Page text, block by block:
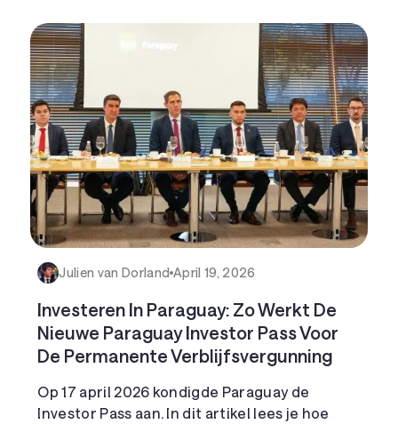
Julien van Dorland April 19, 2026
Investeren In Paraguay: Zo Werkt De
Nieuwe Paraguay Investor Pass Voor
De Permanente Verblijfsvergunning
Op 17 april 2026 kondigde Paraguay de
Investor Pass aan. In dit artikel lees je hoe